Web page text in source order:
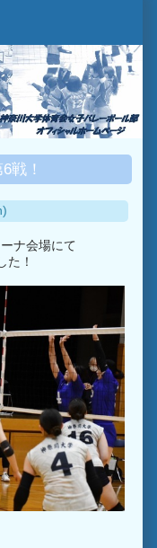
戦！
ナ会場にて
た！